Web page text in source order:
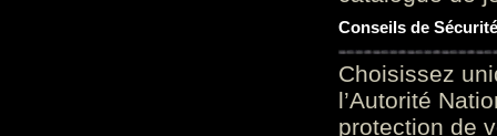
Conseils de
Choisissez
l’Autorité
protection de